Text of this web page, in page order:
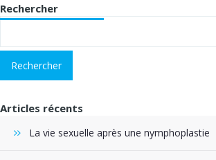
Rechercher
Articles récents
La vie sexuelle après une nymphoplastie